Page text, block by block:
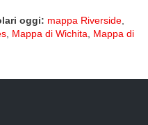
oggi: mappa Riverside,
, Mappa di Wichita, Mappa di